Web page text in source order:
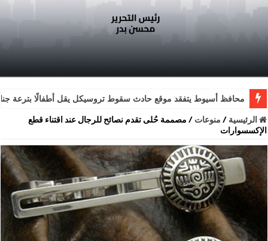
محافظ أسيوط يتفقد موقع حادث سقوط تروسيكل يقل أطفالًا بترعة
الرئيسية / منوعات / مصممة حُلى تقدم نصائح للرجال عند اقتناء قطع
الإكسسوارات